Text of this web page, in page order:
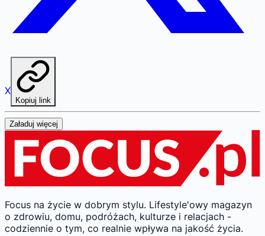
X
Kopiuj link
Załaduj więcej
Focus na życie w dobrym stylu. Lifestyle'owy magazyn
o zdrowiu, domu, podróżach, kulturze i relacjach -
codziennie o tym, co realnie wpływa na jakość życia.